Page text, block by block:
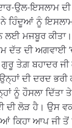
ਉਲ-ਇਸਲਾਮ ਦੀ
ਨੇ ਹਿੰਦੂਆਂ ਨੂੰ
ਮਜਬੂਰ ਕੀਤਾ।
ਦੱਤ ਦੀ ਅਗਵਾਈ
ਗੁਰੂ ਤੇਗ਼ ਬਹਾਦਰ
ਦੀ ਦਰਦ ਭਰੀ
ਨੂੰ ਹੌਸਲਾ ਦਿੱਤਾ
ਦੀ ਲੋੜ ਹੈ। ਉਸ
ਕਿਹਾ ਆਪ ਜੀ ਤੋਂ